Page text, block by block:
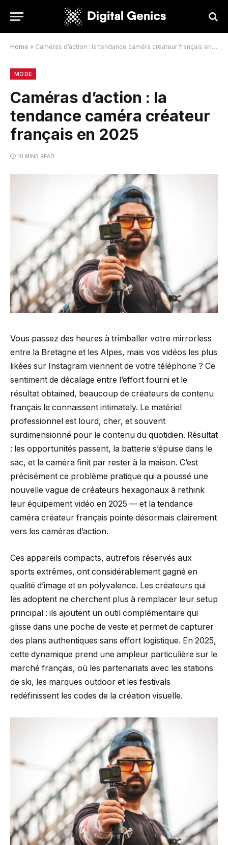
Home » Caméras d’action : la tendance caméra créateur français en 2025
MODE
Caméras d’action : la
tendance caméra créateur
français en 2025
10 MINS READ
Vous passez des heures à trimballer votre mirrorless
entre la Bretagne et les Alpes, mais vos vidéos les plus
likées sur Instagram viennent de votre téléphone ? Ce
sentiment de décalage entre l’effort fourni et le
résultat obtained, beaucoup de créateurs de contenu
français le connaissent intimately. Le matériel
professionnel est lourd, cher, et souvent
surdimensionné pour le contenu du quotidien. Résultat
: les opportunités passent, la batterie s’épuise dans le
sac, et la caméra finit par rester à la maison. C’est
précisément ce problème pratique qui a poussé une
nouvelle vague de créateurs hexagonaux à rethink
leur équipement vidéo en 2025 — et la tendance
caméra créateur français pointe désormais clairement
vers les caméras d’action.
Ces appareils compacts, autrefois réservés aux
sports extrêmes, ont considérablement gagné en
qualité d’image et en polyvalence. Les créateurs qui
les adoptent ne cherchent plus à remplacer leur setup
principal : ils ajoutent un outil complémentaire qui
glisse dans une poche de veste et permet de capturer
des plans authentiques sans effort logistique. En 2025,
cette dynamique prend une ampleur particulière sur le
marché français, où les partenariats avec les stations
de ski, les marques outdoor et les festivals
redéfinissent les codes de la création visuelle.